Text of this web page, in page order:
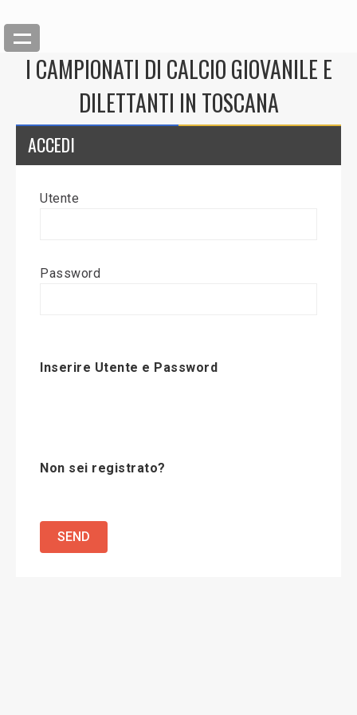
Back
Modifica News
I CAMPIONATI DI CALCIO GIOVANILE E
DILETTANTI IN TOSCANA
ACCEDI
Utente
Password
Inserire Utente e Password
Non sei registrato?